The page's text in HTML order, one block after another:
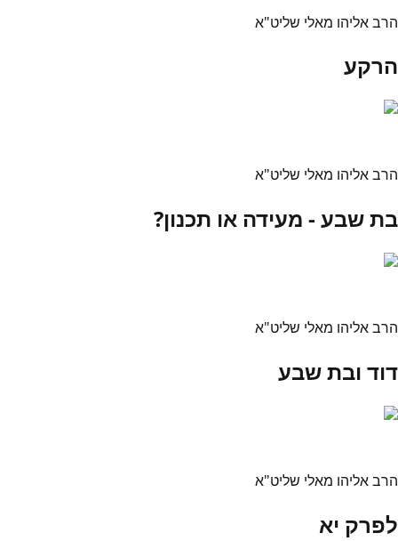
הרב אליהו מאלי שליט"א
הרקע
הרב אליהו מאלי שליט"א
בת שבע - מעידה או תכנון?
הרב אליהו מאלי שליט"א
דוד ובת שבע
הרב אליהו מאלי שליט"א
לפרק יא